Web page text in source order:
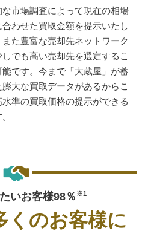
な市場調査によって現在の相場
合わせた買取金額を提示いたし
また豊富な売却先ネットワーク
しでも高い売却先を選定するこ
能です。今まで「大蔵屋」が蓄
大な買取データがあるからこ
水準の買取価格の提示ができる
くのお客様に
いお客様98％ ※1